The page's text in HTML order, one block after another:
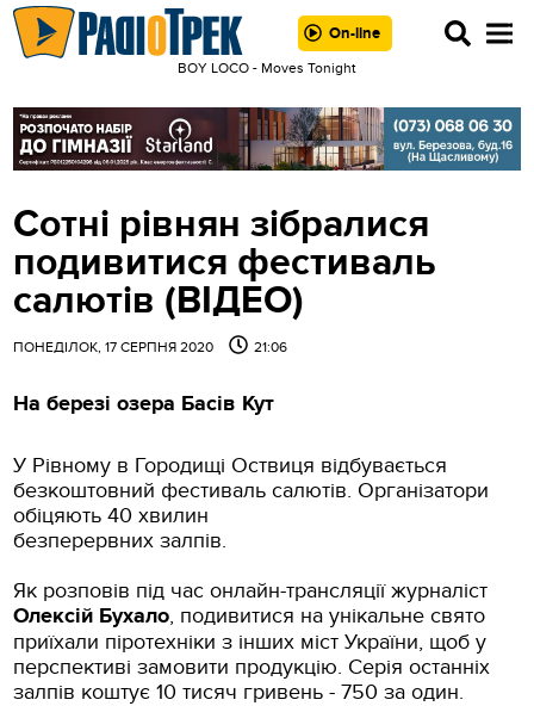
On-line
BOY LOCO - Moves Tonight
Сотні рівнян зібралися
подивитися фестиваль
салютів (ВІДЕО)
ПОНЕДІЛОК, 17 СЕРПНЯ 2020 21:06
На березі озера Басів Кут
У Рівному в Городищі Оствиця відбувається
безкоштовний фестиваль салютів. Організатори
обіцяють 40 хвилин
безперервних залпів.
Як розповів під час онлайн-трансляції журналіст
Олексій Бухало, подивитися на унікальне свято
приїхали піротехніки з інших міст України, щоб у
перспективі замовити продукцію. Серія останніх
залпів коштує 10 тисяч гривень - 750 за один.